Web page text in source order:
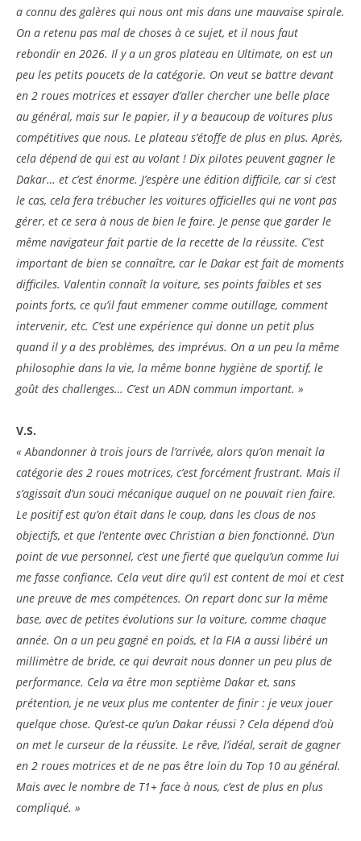
a connu des galères qui nous ont mis dans une mauvaise spirale.
On a retenu pas mal de choses à ce sujet, et il nous faut
rebondir en 2026. Il y a un gros plateau en Ultimate, on est un
peu les petits poucets de la catégorie. On veut se battre devant
en 2 roues motrices et essayer d’aller chercher une belle place
au général, mais sur le papier, il y a beaucoup de voitures plus
compétitives que nous. Le plateau s’étoffe de plus en plus. Après,
cela dépend de qui est au volant ! Dix pilotes peuvent gagner le
Dakar… et c’est énorme. J’espère une édition difficile, car si c’est
le cas, cela fera trébucher les voitures officielles qui ne vont pas
gérer, et ce sera à nous de bien le faire. Je pense que garder le
même navigateur fait partie de la recette de la réussite. C’est
important de bien se connaître, car le Dakar est fait de moments
difficiles. Valentin connaît la voiture, ses points faibles et ses
points forts, ce qu’il faut emmener comme outillage, comment
intervenir, etc. C’est une expérience qui donne un petit plus
quand il y a des problèmes, des imprévus. On a un peu la même
philosophie dans la vie, la même bonne hygiène de sportif, le
goût des challenges… C’est un ADN commun important. »
V.S.
« Abandonner à trois jours de l’arrivée, alors qu’on menait la
catégorie des 2 roues motrices, c’est forcément frustrant. Mais il
s’agissait d’un souci mécanique auquel on ne pouvait rien faire.
Le positif est qu’on était dans le coup, dans les clous de nos
objectifs, et que l’entente avec Christian a bien fonctionné. D’un
point de vue personnel, c’est une fierté que quelqu’un comme lui
me fasse confiance. Cela veut dire qu’il est content de moi et c’est
une preuve de mes compétences. On repart donc sur la même
base, avec de petites évolutions sur la voiture, comme chaque
année. On a un peu gagné en poids, et la FIA a aussi libéré un
millimètre de bride, ce qui devrait nous donner un peu plus de
performance. Cela va être mon septième Dakar et, sans
prétention, je ne veux plus me contenter de finir : je veux jouer
quelque chose. Qu’est-ce qu’un Dakar réussi ? Cela dépend d’où
on met le curseur de la réussite. Le rêve, l’idéal, serait de gagner
en 2 roues motrices et de ne pas être loin du Top 10 au général.
Mais avec le nombre de T1+ face à nous, c’est de plus en plus
compliqué. »